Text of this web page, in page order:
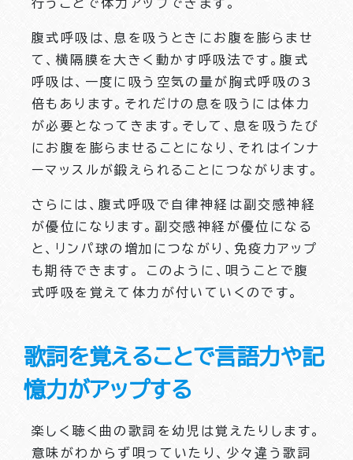
行うことで体力アップできます。
腹式呼吸は、息を吸うときにお腹を膨らませ
て、横隔膜を大きく動かす呼吸法です。腹式
呼吸は、一度に吸う空気の量が胸式呼吸の3
倍もあります。それだけの息を吸うには体力
が必要となってきます。そして、息を吸うたび
にお腹を膨らませることになり、それはインナ
ーマッスルが鍛えられることにつながります。
さらには、腹式呼吸で自律神経は副交感神経
が優位になります。副交感神経が優位になる
と、リンパ球の増加につながり、免疫力アップ
も期待できます。 このように、唄うことで腹
式呼吸を覚えて体力が付いていくのです。
歌詞を覚えることで言語力や記
憶力がアップする
楽しく聴く曲の歌詞を幼児は覚えたりします。
意味がわからず唄っていたり、少々違う歌詞